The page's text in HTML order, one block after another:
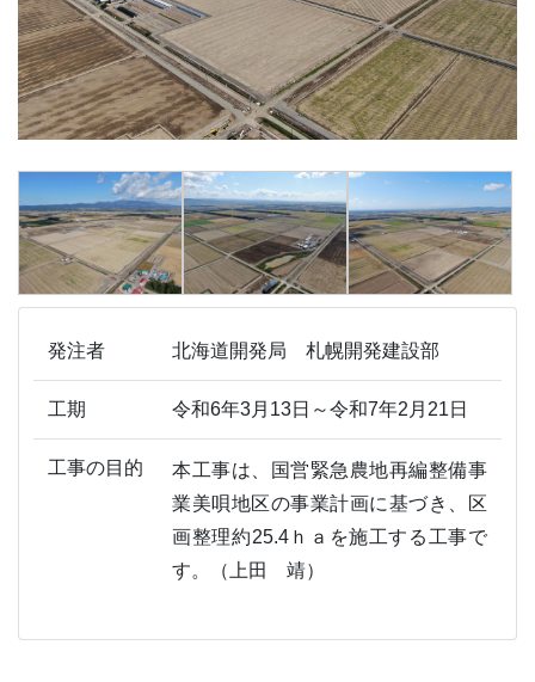
発注者 北海道開発局 札幌開発建設部
工期 令和6年3月13日～令和7年2月21日
工事の目的
本工事は、国営緊急農地再編整備事
業美唄地区の事業計画に基づき、区
画整理約25.4ｈａを施工する工事で
す。（上田 靖）